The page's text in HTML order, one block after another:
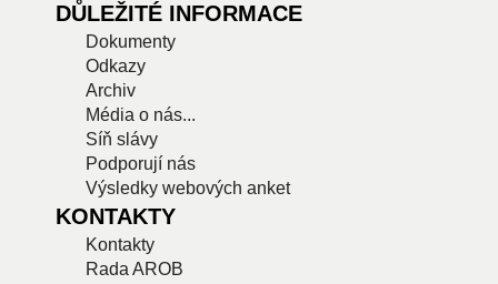
DŮLEŽITÉ INFORMACE
Dokumenty
Odkazy
Archiv
Média o nás...
Síň slávy
Podporují nás
Výsledky webových anket
KONTAKTY
Kontakty
Rada AROB